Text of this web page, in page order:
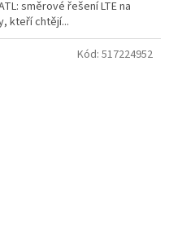
směrové řešení LTE na
kteří chtějí...
Kód: 517224952